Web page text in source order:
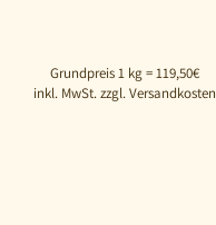
Grundpreis 1 kg = 119,50€
inkl. MwSt. zzgl. Versandkosten